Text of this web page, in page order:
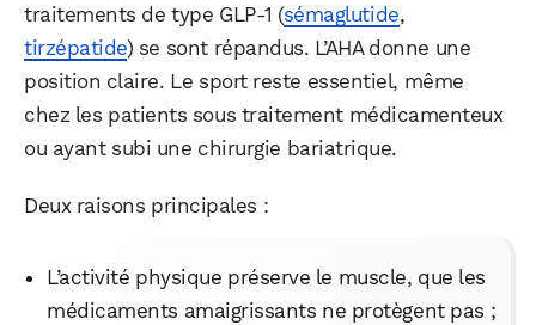
traitements de type GLP-1 (sémaglutide,
tirzépatide) se sont répandus. L’AHA donne une
position claire. Le sport reste essentiel, même
chez les patients sous traitement médicamenteux
ou ayant subi une chirurgie bariatrique.
Deux raisons principales :
L’activité physique préserve le muscle, que les
médicaments amaigrissants ne protègent pas ;